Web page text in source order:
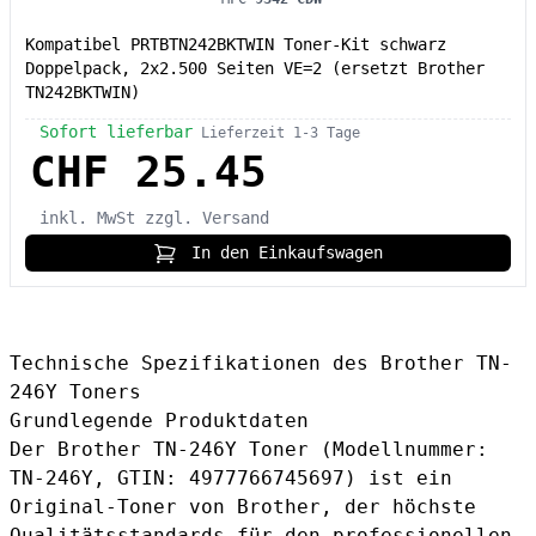
Kompatibel PRTBTN242BKTWIN Toner-Kit schwarz
Doppelpack, 2x2.500 Seiten VE=2 (ersetzt Brother
TN242BKTWIN)
Sofort lieferbar Lieferzeit 1-3 Tage
CHF 25.45
inkl. MwSt
zzgl. Versand
In den Einkaufswagen
Technische Spezifikationen des Brother TN-
246Y Toners
Grundlegende Produktdaten
Der Brother TN-246Y Toner (Modellnummer:
TN-246Y, GTIN: 4977766745697) ist ein
Original-Toner von Brother, der höchste